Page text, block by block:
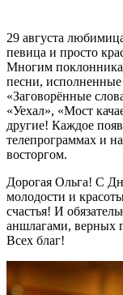
29 августа
певица и просто
Многим
песни,
«Заговорённые
«Уехал», «Мост
другие! Каждое
телепрограммах и
восторгом.
Дорогая Ольга! С
молодости и
счастья! И
аншлагами, верных
Всех благ!